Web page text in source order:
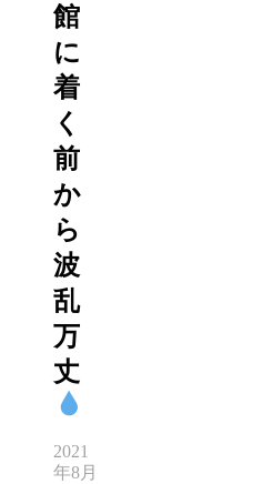
館
に
着
く
前
か
ら
波
乱
万
丈
2021
年8月